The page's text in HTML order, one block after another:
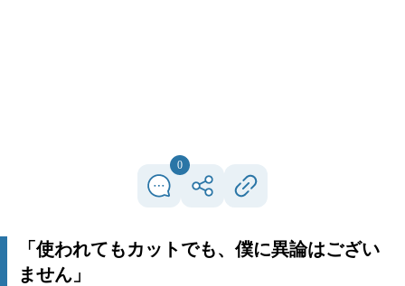
0
「使われてもカットでも、僕に異論はござい
ません」